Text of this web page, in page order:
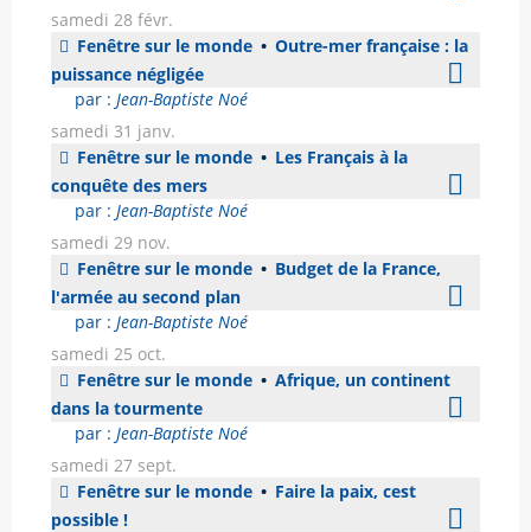
samedi 28 févr.
Fenêtre sur le monde • Outre-mer française : la
puissance négligée
par : Jean-Baptiste Noé
samedi 31 janv.
Fenêtre sur le monde • Les Français à la
conquête des mers
par : Jean-Baptiste Noé
samedi 29 nov.
Fenêtre sur le monde • Budget de la France,
l'armée au second plan
par : Jean-Baptiste Noé
samedi 25 oct.
Fenêtre sur le monde • Afrique, un continent
dans la tourmente
par : Jean-Baptiste Noé
samedi 27 sept.
Fenêtre sur le monde • Faire la paix, cest
possible !